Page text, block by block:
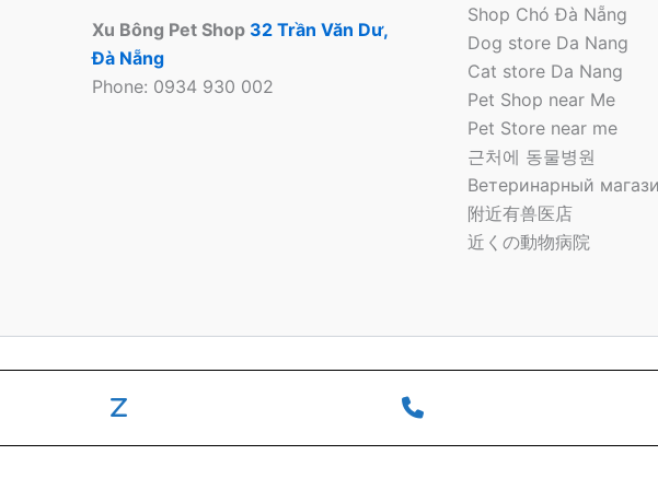
Xu Bông Pet Shop 32 Trần Văn Dư,
Đà Nẵng
Phone: 0934 930 002
Shop Chó Đà Nẵng
Dog store Da Nang
Cat store Da Nang
Pet Shop near Me
Pet Store near me
근처에 동물병원
Ветеринарный
附近有兽医店
近くの動物病院
Copyright © 2026 Xu Bông Pet Shop Tại Đà Nẵng | Cửa hàng thú cưng | Pet
Number